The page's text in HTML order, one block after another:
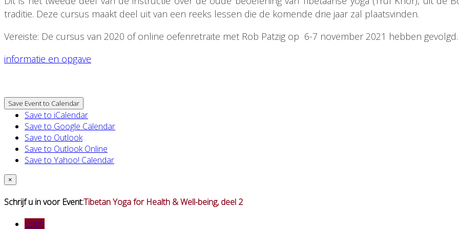
traditie. Deze cursus maakt deel uit van een reeks lessen die de komende drie jaar zal plaatsvinden.
Vereiste: De cursus van 2020 of online oefenretraite met Rob Patzig op 6-7 november 2021 hebben gevolgd.
informatie en opgave
Save Event to Calendar
Save to iCalendar
Save to Google Calendar
Save to Outlook
Save to Outlook Online
Save to Yahoo! Calendar
×
Schrijf u in voor Event:Tibetan Yoga for Health & Well-being, deel 2
Login